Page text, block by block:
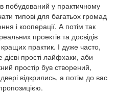
побудований у практичному
типові для багатьох громад
і кооперації. А потім так
проектів та досвідів
практик. І дуже часто,
прості лайфхаки, аби
простір був створений,
відкрились, а потім до вас